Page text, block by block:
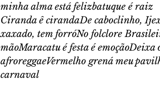
minha alma está felizbatuque é raiz
Ciranda ê cirandaDe caboclinho,
xaxado, tem forróNo folclore
mãoMaracatu é festa é
afroreggaeVermelho grená meu
carnaval